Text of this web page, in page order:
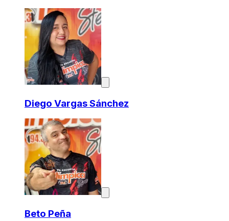
Diego Vargas Sánchez
Beto Peña